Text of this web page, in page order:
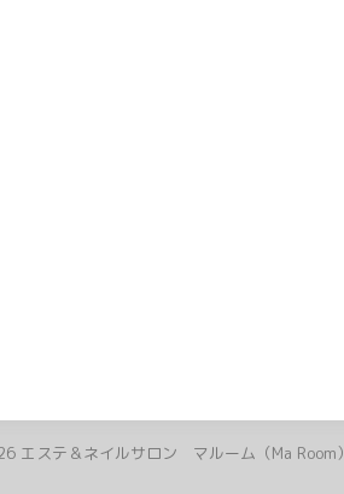
エステ＆ネイルサロン マルーム（Ma Room）